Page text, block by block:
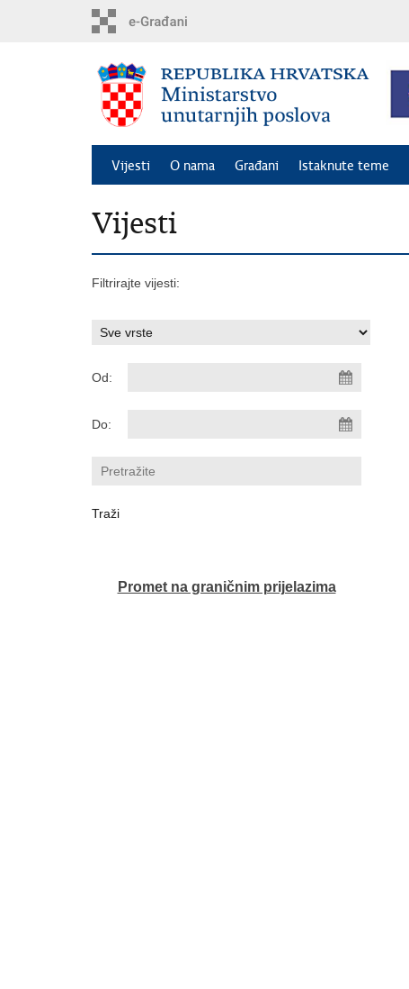
Vijesti O nama Građani Istaknute teme
Vijesti
Filtrirajte vijesti:
Od:
Do:
Promet na graničnim prijelazima